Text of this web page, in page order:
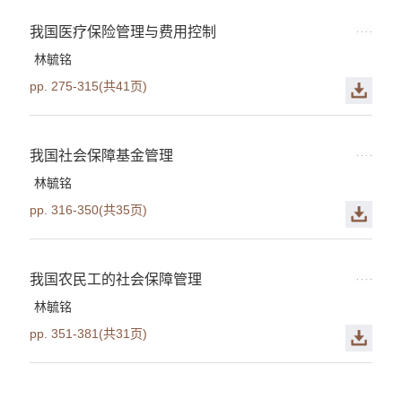
我国医疗保险管理与费用控制
林毓铭
pp. 275-315(共41页)
我国社会保障基金管理
林毓铭
pp. 316-350(共35页)
我国农民工的社会保障管理
林毓铭
pp. 351-381(共31页)